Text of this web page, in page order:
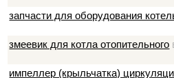
запчасти для оборудования
змеевик для котла отопительного
импеллер (крыльчатка)